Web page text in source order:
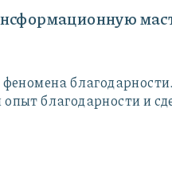
благодарности и